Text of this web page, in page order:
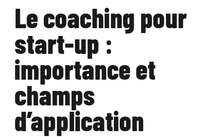
Le coaching pour
start-up :
importance et
champs
d’application